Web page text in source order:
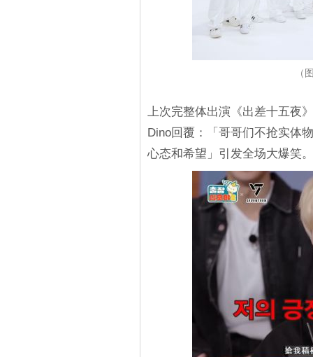
（
上次完整体出演《出差十五夜
Dino回覆：「哥哥们不抢实体
心态和希望」引发全场大爆笑。